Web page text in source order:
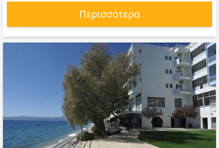
Περισσότερα